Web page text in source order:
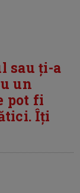
sau ți-a
un
pot fi
Îți